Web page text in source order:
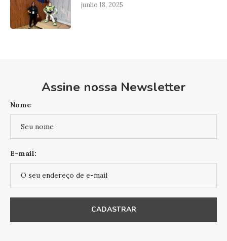
junho 18, 2025
Assine nossa Newsletter
Nome
E-mail: